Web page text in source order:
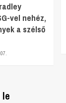
vel nehéz,
a szélső